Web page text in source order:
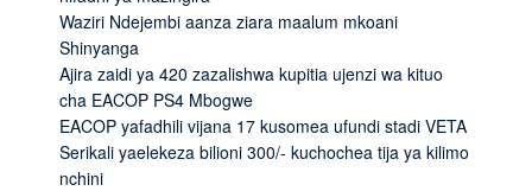
Waziri Ndejembi aanza ziara maalum mkoani
Shinyanga
Ajira zaidi ya 420 zazalishwa kupitia ujenzi wa kituo
cha EACOP PS4 Mbogwe
EACOP yafadhili vijana 17 kusomea ufundi stadi VETA
Serikali yaelekeza bilioni 300/- kuchochea tija ya kilimo
nchini